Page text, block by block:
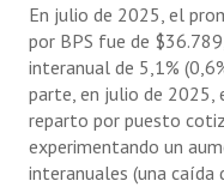
En julio de 2025, el
por BPS fue de
interanual de 5,1%
parte, en julio de 2025,
reparto por puesto
experimentando un
interanuales (una caída